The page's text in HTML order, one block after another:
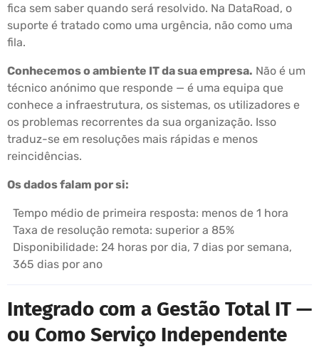
fica sem saber quando será resolvido. Na DataRoad, o
suporte é tratado como uma urgência, não como uma
fila.
Conhecemos o ambiente IT da sua empresa. Não é um
técnico anónimo que responde — é uma equipa que
conhece a infraestrutura, os sistemas, os utilizadores e
os problemas recorrentes da sua organização. Isso
traduz-se em resoluções mais rápidas e menos
reincidências.
Os dados falam por si:
Tempo médio de primeira resposta: menos de 1 hora
Taxa de resolução remota: superior a 85%
Disponibilidade: 24 horas por dia, 7 dias por semana,
365 dias por ano
Integrado com a Gestão Total IT —
ou Como Serviço Independente